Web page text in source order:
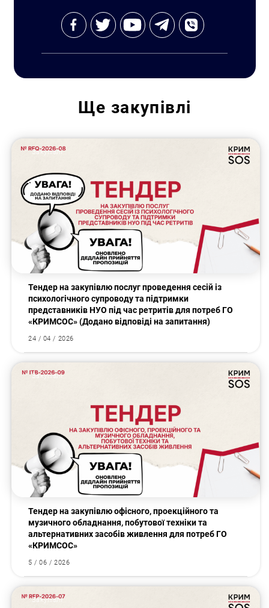
Ще закупівлі
Закупівлі
Тендер на закупівлю послуг проведення сесій із
психологічного супроводу та підтримки
представників НУО під час ретритів для потреб ГО
«КРИМСОС» (Додано відповіді на запитання)
24 / 04 / 2026
Закупівлі
Тендер на закупівлю офісного, проекційного та
музичного обладнання, побутової техніки та
альтернативних засобів живлення для потреб ГО
«КРИМСОС»
5 / 06 / 2026
Закупівлі